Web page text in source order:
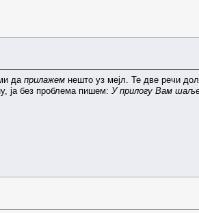
да прилажем нешто уз мејл. Те две речи
ја без проблема пишем: У прилогу Вам